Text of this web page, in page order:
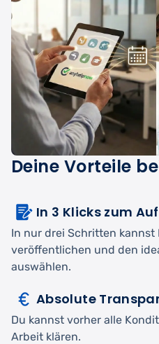
Deine Vorteile
In 3 Klicks zum
In nur drei Schritten kannst
veröffentlichen und den
auswählen.
Absolute
Du kannst vorher alle
Arbeit klären.